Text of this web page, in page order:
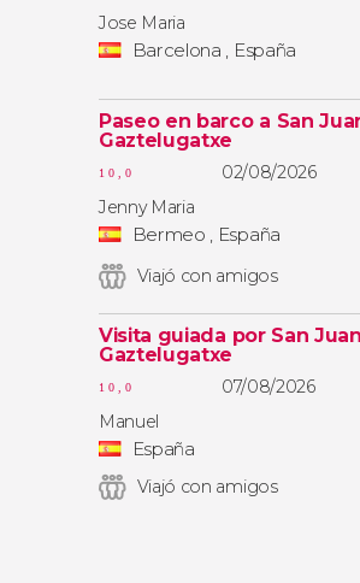
Jose Maria
Barcelona , España
Paseo en barco a San
Gaztelugatxe
10,0
02/08/2026
Jenny Maria
Bermeo , España
Viajó con amigos
Visita guiada por San
Gaztelugatxe
10,0
07/08/2026
Manuel
España
Viajó con amigos